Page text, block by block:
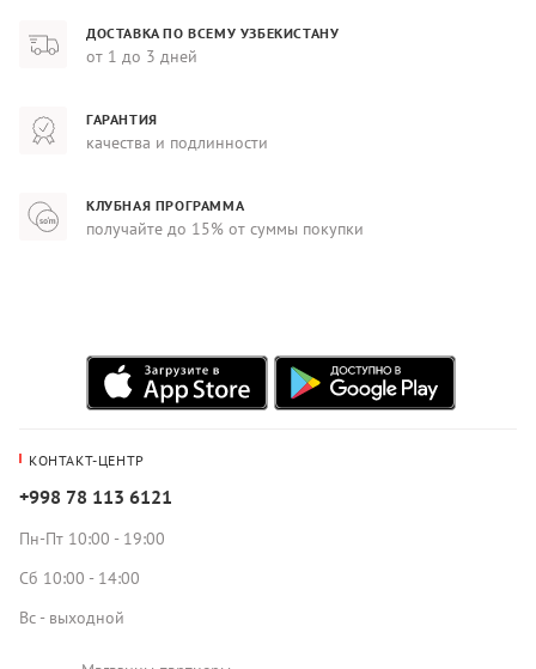
ДОСТАВКА ПО ВСЕМУ УЗБЕКИСТАНУ
от 1 до 3 дней
ГАРАНТИЯ
качества и подлинности
КЛУБНАЯ ПРОГРАММА
получайте до 15% от суммы покупки
КОНТАКТ-ЦЕНТР
+998 78 113 6121
Пн-Пт 10:00 - 19:00
Сб 10:00 - 14:00
Вс - выходной